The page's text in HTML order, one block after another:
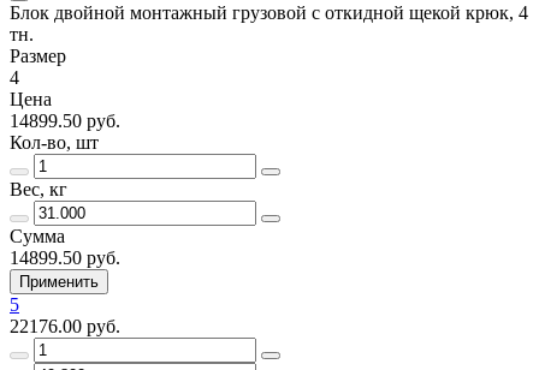
Блок двойной монтажный грузовой с откидной щекой крюк, 4
тн.
Размер
4
Цена
14899.50 руб.
Кол-во, шт
Вес, кг
Сумма
14899.50 руб.
Применить
5
22176.00 руб.